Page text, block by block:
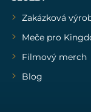
Zakázková
Meče pro
Filmový merch
Blog